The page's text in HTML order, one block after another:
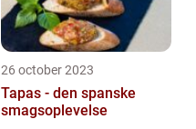
26 october 2023
Tapas - den spanske
smagsoplevelse